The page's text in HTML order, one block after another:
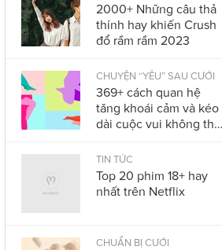
2000+ Những câu thả
thính hay khiến Crush
đổ rầm rầm 2023
CHUYỆN “YÊU” SAU CƯỚI
369+ cách quan hệ
tăng khoái cảm và kéo
dài cuộc vui không thể
2023
TIN TỨC
Top 20 phim 18+ hay
nhất trên Netflix
CHUẨN BỊ CƯỚI